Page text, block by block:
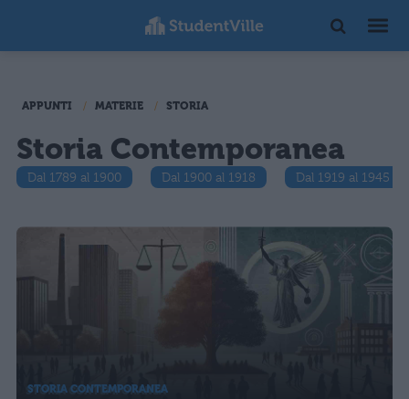
APPUNTI MATERIE STORIA
Storia Contemporanea
Dal 1789 al 1900 Dal 1900 al 1918 Dal 1919 al 1945
STORIA CONTEMPORANEA